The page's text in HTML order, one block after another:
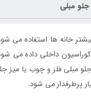
مبلی
خانه ها استفاده می
داخلی داده می
جلو مبلی فلز و چوب یا
پرطرفدار می شود.